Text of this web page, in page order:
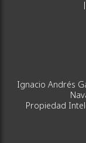
Ignacio Andrés
Propiedad